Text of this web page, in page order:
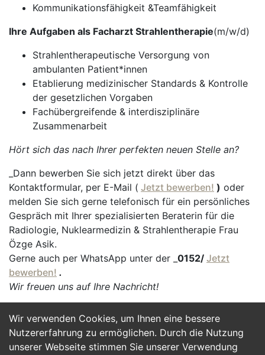
Wir verwenden Cookies, um Ihnen eine bessere
Nutzererfahrung zu ermöglichen. Durch die Nutzung
unserer Webseite stimmen Sie unserer Verwendung
Kommunikationsfähigkeit &Teamfähigkeit
Ihre Aufgaben als Facharzt Strahlentherapie(m/w/d)
Strahlentherapeutische Versorgung von
ambulanten Patient*innen
Etablierung medizinischer Standards & Kontrolle
der gesetzlichen Vorgaben
Fachübergreifende & interdisziplinäre
Zusammenarbeit
Hört sich das nach Ihrer perfekten neuen Stelle an?
_Dann bewerben Sie sich jetzt direkt über das
Kontaktformular, per E-Mail ( Jetzt bewerben! ) oder
melden Sie sich gerne telefonisch für ein persönliches
Gespräch mit Ihrer spezialisierten Beraterin für die
Radiologie, Nuklearmedizin & Strahlentherapie Frau
Özge Asik.
Gerne auch per WhatsApp unter der _ 0152/ Jetzt
bewerben! .
Wir freuen uns auf Ihre Nachricht!
Jetzt Bewerben